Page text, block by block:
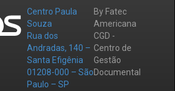
Centro Paula
Souza
Rua dos
Andradas, 140 –
Santa Efigênia
01208-000 – São
Paulo – SP
By Fatec
Americana
CGD -
Centro de
Gestão
Documental